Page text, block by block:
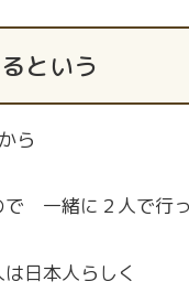
という
ら
一緒に２人で行
日本人らしく